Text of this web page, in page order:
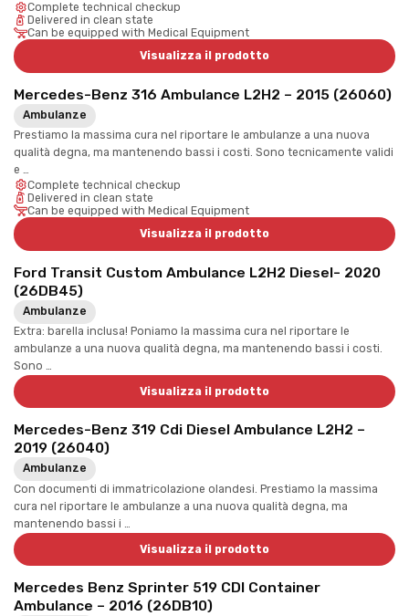
Complete technical checkup
Delivered in clean state
Can be equipped with Medical Equipment
Visualizza il prodotto
Mercedes-Benz 316 Ambulance L2H2 – 2015 (26060)
Ambulanze
Prestiamo la massima cura nel riportare le ambulanze a una nuova
qualità degna, ma mantenendo bassi i costi. Sono tecnicamente validi
e …
Complete technical checkup
Delivered in clean state
Can be equipped with Medical Equipment
Visualizza il prodotto
Ford Transit Custom Ambulance L2H2 Diesel- 2020
(26DB45)
Ambulanze
Extra: barella inclusa! Poniamo la massima cura nel riportare le
ambulanze a una nuova qualità degna, ma mantenendo bassi i costi.
Sono …
Visualizza il prodotto
Mercedes-Benz 319 Cdi Diesel Ambulance L2H2 –
2019 (26040)
Ambulanze
Con documenti di immatricolazione olandesi. Prestiamo la massima
cura nel riportare le ambulanze a una nuova qualità degna, ma
mantenendo bassi i …
Visualizza il prodotto
Mercedes Benz Sprinter 519 CDI Container
Ambulance – 2016 (26DB10)